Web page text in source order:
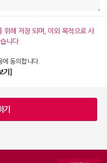
위해 저장 되며, 이외 목적으로 사
니다.
에 동의합니다.
기]